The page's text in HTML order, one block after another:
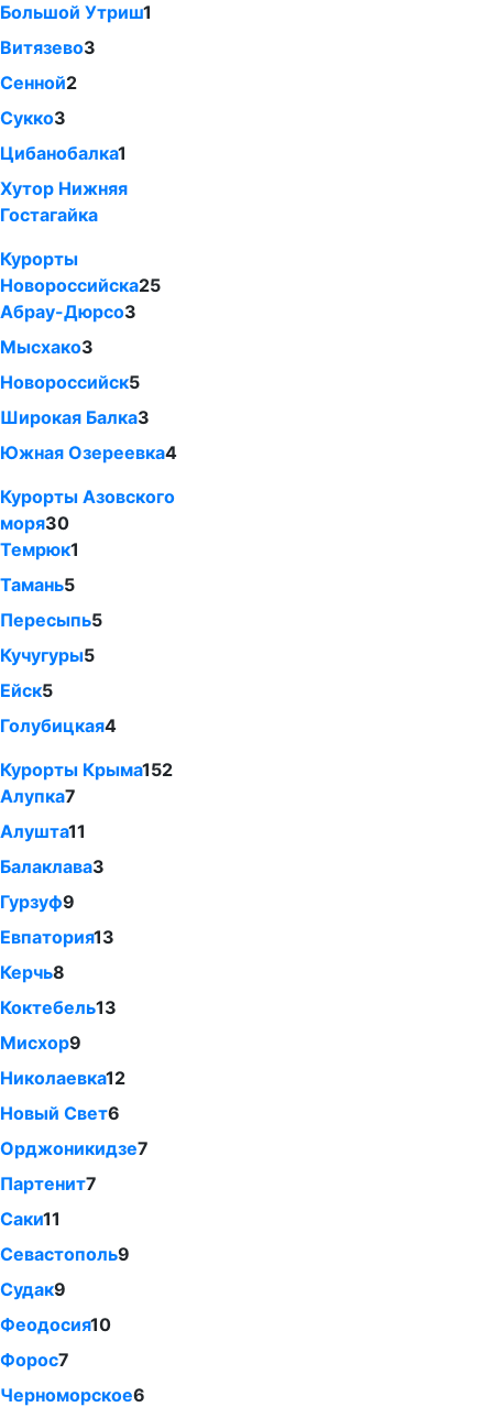
Большой Утриш1
Витязево3
Сенной2
Сукко3
Цибанобалка1
Хутор Нижняя
Гостагайка
Курорты
Новороссийска25
Абрау-Дюрсо3
Мысхако3
Новороссийск5
Широкая Балка3
Южная Озереевка4
Курорты Азовского
моря30
Темрюк1
Тамань5
Пересыпь5
Кучугуры5
Ейск5
Голубицкая4
Курорты Крыма152
Алупка7
Алушта11
Балаклава3
Гурзуф9
Евпатория13
Керчь8
Коктебель13
Мисхор9
Николаевка12
Новый Свет6
Орджоникидзе7
Партенит7
Саки11
Севастополь9
Судак9
Феодосия10
Форос7
Черноморское6